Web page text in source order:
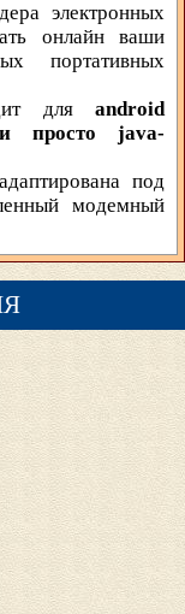
электронных
онлайн ваши
портативных
для android
просто java-
под
модемный